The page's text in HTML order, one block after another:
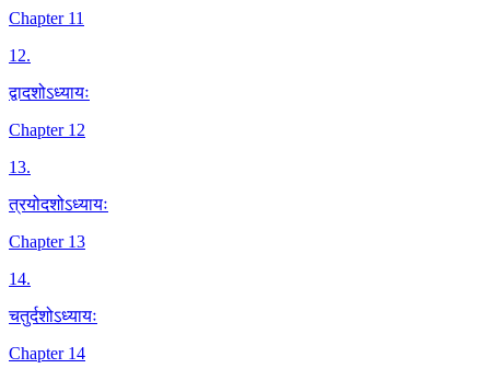
Chapter 11
12.
द्वादशोऽध्यायः
Chapter 12
13.
त्रयोदशोऽध्यायः
Chapter 13
14.
चतुर्दशोऽध्यायः
Chapter 14